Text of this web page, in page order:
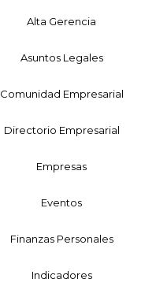
Alta Gerencia
Asuntos Legales
Comunidad Empresarial
Directorio Empresarial
Empresas
Eventos
Finanzas Personales
Indicadores